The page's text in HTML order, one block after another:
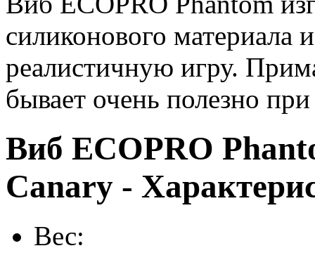
силиконового материала
реалистичную игру.
бывает очень полезно
Виб ECOPRO
Canary -
Вес: